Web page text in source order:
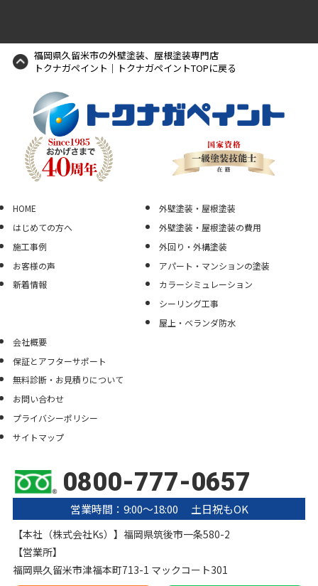
福岡県久留米市の外壁塗装、屋根塗装専門店
トクナガペイント｜トクナガペイントTOPに戻る
0800-777-0657
営業時間：9:00〜18:00 土日祝もOK
【本社（株式会社Ks）】福岡県筑後市一条580-2
【営業所】
福岡県久留米市津福本町713-1 マックコート301
HOME
はじめての方へ
施工事例
お客様の声
新着情報
外壁塗装・屋根塗装
外壁塗装・屋根塗装の費用
外回り・外構塗装
アパート・マンションの塗装
カラーシミュレーション
シーリング工事
屋上・ベランダ防水
会社概要
保証とアフターサポート
無料診断・お見積りについて
お問い合わせ
プライバシーポリシー
サイトマップ